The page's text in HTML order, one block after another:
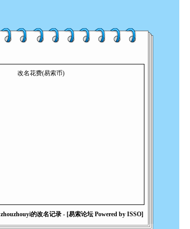
改名花费(易索币)
zhouzhouyi的改名记录 - [易索论坛 Powered by ISSO]